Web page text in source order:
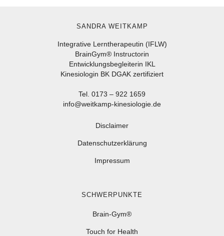
SANDRA WEITKAMP
Integrative Lerntherapeutin (IFLW)
BrainGym® Instructorin
Entwicklungsbegleiterin IKL
Kinesiologin BK DGAK zertifiziert
Tel. 0173 – 922 1659
info@weitkamp-kinesiologie.de
Disclaimer
Datenschutzerklärung
Impressum
SCHWERPUNKTE
Brain-Gym®
Touch for Health